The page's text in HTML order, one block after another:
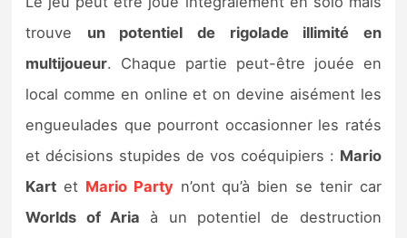
trouve un potentiel de rigolade illimité en
multijoueur. Chaque partie peut-être jouée en
local comme en online et on devine aisément les
engueulades que pourront occasionner les ratés
et décisions stupides de vos coéquipiers : Mario
Kart et Mario Partyn’ont qu’à bien se tenir car
Worlds of Aria à un potentiel de destruction